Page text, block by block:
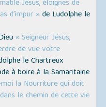
Jésus, éloignes de
d’impur » de Ludolphe le
« Seigneur Jésus,
de vue votre
le Chartreux
à boire à la Samaritaine
moi la Nourriture qui doit
le chemin de cette vie